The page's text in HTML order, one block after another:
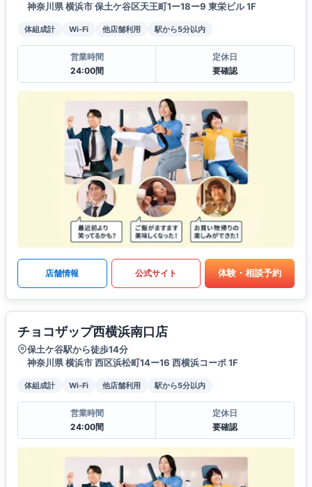
神奈川県 横浜市 保土ケ谷区天王町1ー18ー9 東栄ビル 1F
体組成計 Wi-Fi 他店舗利用 駅から5分以内
営業時間
24:00間
定休日
要確認
店舗情報 公式サイト 体験・相談予約
チョコザップ西横浜南口店
保土ケ谷駅から徒歩14分
神奈川県 横浜市 西区浜松町14ー16 西横浜コーポ 1F
体組成計 Wi-Fi 他店舗利用 駅から5分以内
営業時間
24:00間
定休日
要確認